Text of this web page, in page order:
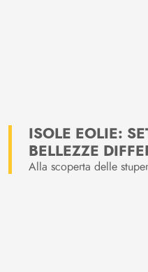
ISOLE EOLIE:
BELLEZZE
Alla scoperta delle